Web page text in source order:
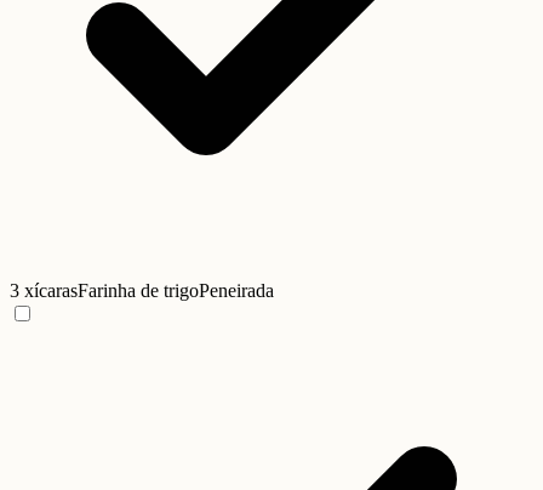
3 xícarasFarinha de trigoPeneirada